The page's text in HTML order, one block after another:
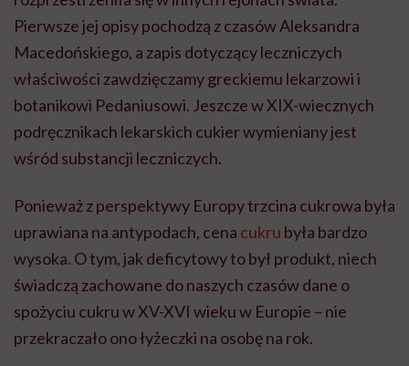
Pierwsze jej opisy pochodzą z czasów Aleksandra
Macedońskiego, a zapis dotyczący leczniczych
właściwości zawdzięczamy greckiemu lekarzowi i
botanikowi Pedaniusowi. Jeszcze w XIX-wiecznych
podręcznikach lekarskich cukier wymieniany jest
wśród substancji leczniczych.
Ponieważ z perspektywy Europy trzcina cukrowa była
uprawiana na antypodach, cena cukru była bardzo
wysoka. O tym, jak deficytowy to był produkt, niech
świadczą zachowane do naszych czasów dane o
spożyciu cukru w XV-XVI wieku w Europie – nie
przekraczało ono łyżeczki na osobę na rok.